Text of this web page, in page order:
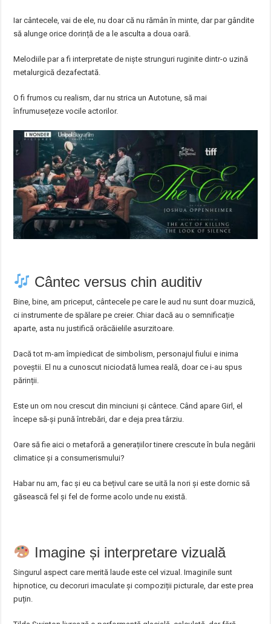
Iar cântecele, vai de ele, nu doar că nu rămân în minte, dar par gândite
să alunge orice dorință de a le asculta a doua oară.
Melodiile par a fi interpretate de niște strunguri ruginite dintr-o uzină
metalurgică dezafectată.
O fi frumos cu realism, dar nu strica un Autotune, să mai
înfrumusețeze vocile actorilor.
Cântec versus chin auditiv
Bine, bine, am priceput, cântecele pe care le aud nu sunt doar muzică,
ci instrumente de spălare pe creier. Chiar dacă au o semnificație
aparte, asta nu justifică orăcăielile asurzitoare.
Dacă tot m-am împiedicat de simbolism, personajul fiului e inima
poveștii. El nu a cunoscut niciodată lumea reală, doar ce i-au spus
părinții.
Este un om nou crescut din minciuni și cântece. Când apare Girl, el
începe să-și pună întrebări, dar e deja prea târziu.
Oare să fie aici o metaforă a generațiilor tinere crescute în bula negării
climatice și a consumerismului?
Habar nu am, fac și eu ca bețivul care se uită la nori și este dornic să
găsească fel și fel de forme acolo unde nu există.
Imagine și interpretare vizuală
Singurul aspect care merită laude este cel vizual. Imaginile sunt
hipnotice, cu decoruri imaculate și compoziții picturale, dar este prea
puțin.